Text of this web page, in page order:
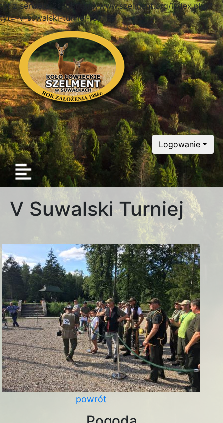
tyt z serwera 2: 165http://www.szelment.org/index.php?
tyt=-v-suwalski-turniej-/97,165
Logowanie
V Suwalski Turniej
powrót